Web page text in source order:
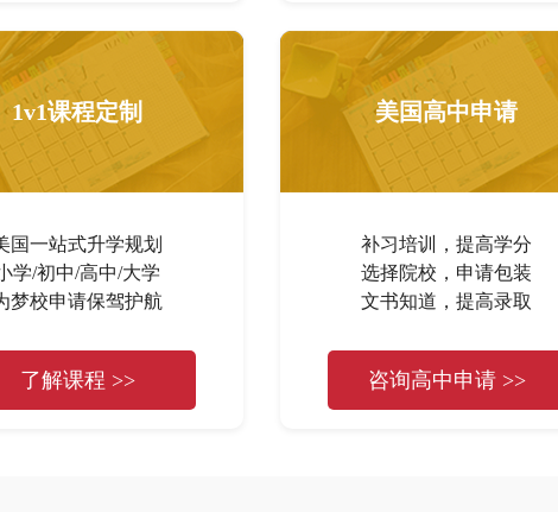
1v1课程定制
国一站式升学规划
学/初中/高中/大学
梦校申请保驾护航
了解课程 >>
美国高中申请
补习培训，提高学分
选择院校，申请包装
文书知道，提高录取
咨询高中申请 >>